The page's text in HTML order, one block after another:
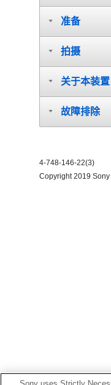
准备
拍摄
关于本装置
故障排除
4-748-146-22(3)
Copyright 2019